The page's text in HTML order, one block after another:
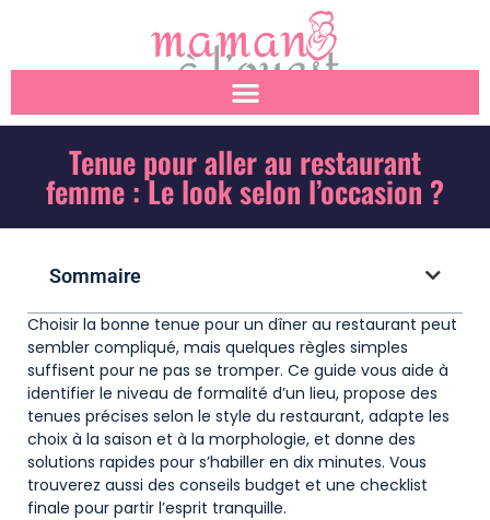
Tenue pour aller au restaurant
femme : Le look selon l’occasion ?
Sommaire
Choisir la bonne tenue pour un dîner au restaurant peut
sembler compliqué, mais quelques règles simples
suffisent pour ne pas se tromper. Ce guide vous aide à
identifier le niveau de formalité d’un lieu, propose des
tenues précises selon le style du restaurant, adapte les
choix à la saison et à la morphologie, et donne des
solutions rapides pour s’habiller en dix minutes. Vous
trouverez aussi des conseils budget et une checklist
finale pour partir l’esprit tranquille.